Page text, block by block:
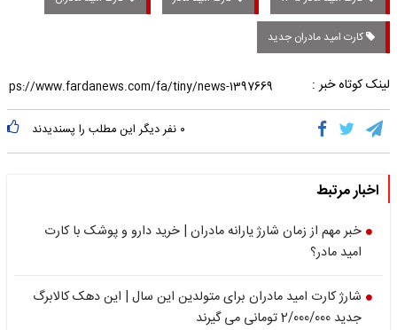
کارت امید مادران جدید
لینک کوتاه خبر :
۰ نفر دیگر این مطلب را پسندیدند
اخبار مرتبط
خبر مهم از زمان شارژ یارانه مادران | خرید دارو و پوشک با کارت
امید مادر؟
شارژ کارت امید مادران برای متولدین این سال | این دهک کالابرگ
جدید 2/000/000 تومانی می گیرند